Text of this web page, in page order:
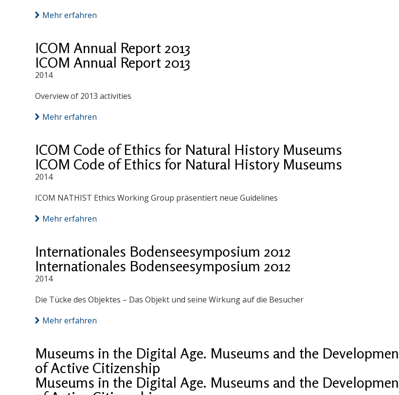
Mehr erfahren
ICOM Annual Report 2013
ICOM Annual Report 2013
2014
Overview of 2013 activities
Mehr erfahren
ICOM Code of Ethics for Natural History Museums
ICOM Code of Ethics for Natural History Museums
2014
ICOM NATHIST Ethics Working Group präsentiert neue Guidelines
Mehr erfahren
Internationales Bodenseesymposium 2012
Internationales Bodenseesymposium 2012
2014
Die Tücke des Objektes – Das Objekt und seine Wirkung auf die Besucher
Mehr erfahren
Museums in the Digital Age. Museums and the
of Active Citizenship
Museums in the Digital Age. Museums and the